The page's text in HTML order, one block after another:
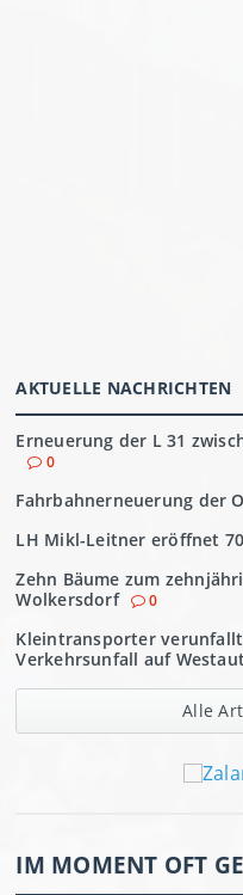
AKTUELLE NACHRICHTEN
Erneuerung der L 31
0
Fahrbahnerneuerung der
LH Mikl-Leitner eröffnet
Zehn Bäume zum
Wolkersdorf
0
Kleintransporter
Verkehrsunfall auf
Alle
IM MOMENT OFT